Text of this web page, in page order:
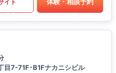
イト 体験・相談予約
目7-71F･B1Fナカニシビル